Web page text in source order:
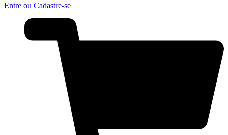
Entre ou Cadastre-se